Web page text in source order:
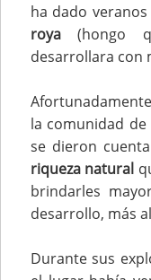
ha dado
roya(hongo
desarrollara con
la comunidad
se dieron
riqueza natural
brindarles
desarrollo, más
Durante sus